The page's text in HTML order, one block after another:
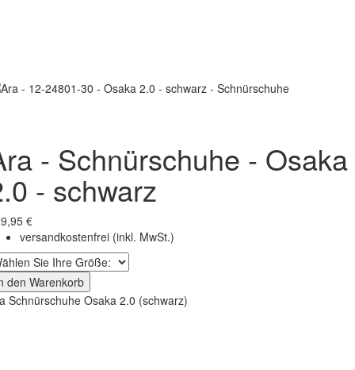
- Schnürschuhe - Osaka
- schwarz
€
versandkostenfrei (inkl. MwSt.)
den Warenkorb
Schnürschuhe Osaka 2.0 (schwarz)